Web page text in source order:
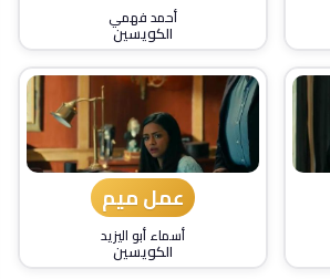
أحمد فهمي
الكويسين
عمل ميم
أسماء أبو اليزيد
الكويسين